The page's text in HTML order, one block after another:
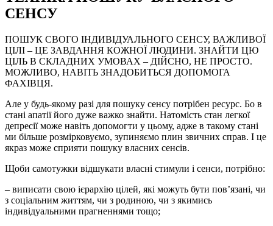
СЕНСУ
ПОШУК СВОГО ІНДИВІДУАЛЬНОГО СЕНСУ, ВАЖЛИВОЇ
ЦІЛІ – ЦЕ ЗАВДАННЯ КОЖНОЇ ЛЮДИНИ. ЗНАЙТИ ЦЮ
ЦІЛЬ В СКЛАДНИХ УМОВАХ – ДІЙСНО, НЕ ПРОСТО.
МОЖЛИВО, НАВІТЬ ЗНАДОБИТЬСЯ ДОПОМОГА
ФАХІВЦЯ.
Але у будь-якому разі для пошуку сенсу потрібен ресурс. Бо в
стані апатії його дуже важко знайти. Натомість стан легкої
депресії може навіть допомогти у цьому, адже в такому стані
ми більше розмірковуємо, зупиняємо плин звичних справ. І це
якраз може сприяти пошуку власних сенсів.
Щоби самотужки відшукати власні стимули і сенси, потрібно:
– виписати свою ієрархію цілей, які можуть бути пов’язані, чи
з соціальним життям, чи з родиною, чи з якимись
індивідуальними прагненнями тощо;